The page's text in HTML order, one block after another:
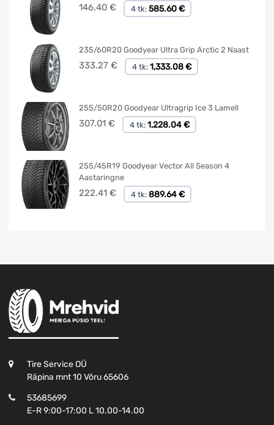
146.40 € 4 tk: 585.60 €
235/60R20 Goodyear Ultra Grip Arctic 2 Naast
333.27 € 4 tk: 1,333.08 €
255/50R20 Goodyear Ultragrip Ice 3 Lamell
307.01 € 4 tk: 1,228.04 €
255/45R19 Goodyear Vector All Season 4
Aastaringne
222.41 € 4 tk: 889.64 €
Tire Service OÜ
Räpina mnt 10 Võru 65606
53685699
E-R 9:00-17:00 L 10.00-14.00